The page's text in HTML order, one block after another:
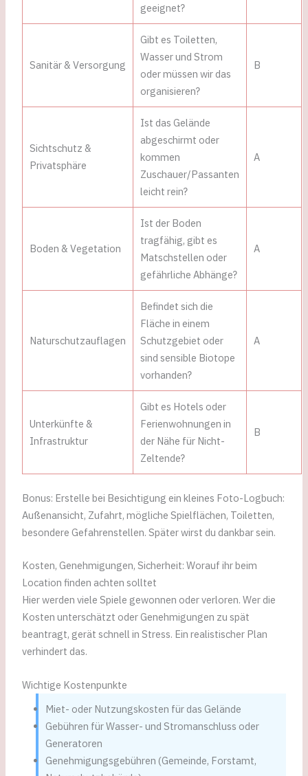
geeignet?
Sanitär & Versorgung
Gibt es Toiletten,
Wasser und Strom
oder müssen wir das
organisieren?
B
Sichtschutz &
Privatsphäre
Ist das Gelände
abgeschirmt oder
kommen
Zuschauer/Passanten
leicht rein?
A
Boden & Vegetation
Ist der Boden
tragfähig, gibt es
Matschstellen oder
gefährliche Abhänge?
A
Naturschutzauflagen
Befindet sich die
Fläche in einem
Schutzgebiet oder
sind sensible Biotope
vorhanden?
A
Unterkünfte &
Infrastruktur
Gibt es Hotels oder
Ferienwohnungen in
der Nähe für Nicht-
Zeltende?
B
Bonus: Erstelle bei Besichtigung ein kleines Foto-Logbuch:
Außenansicht, Zufahrt, mögliche Spielflächen, Toiletten,
besondere Gefahrenstellen. Später wirst du dankbar sein.
Kosten, Genehmigungen, Sicherheit: Worauf ihr beim
Location finden achten solltet
Hier werden viele Spiele gewonnen oder verloren. Wer die
Kosten unterschätzt oder Genehmigungen zu spät
beantragt, gerät schnell in Stress. Ein realistischer Plan
verhindert das.
Wichtige Kostenpunkte
Miet- oder Nutzungskosten für das Gelände
Gebühren für Wasser- und Stromanschluss oder
Generatoren
Genehmigungsgebühren (Gemeinde, Forstamt,